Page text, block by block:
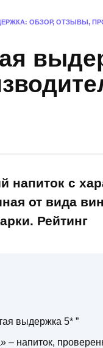
ОБЗОР, ОТЗЫВЫ,
напиток с
от вида
Рейтинг
выдержка 5* ”
– напиток,